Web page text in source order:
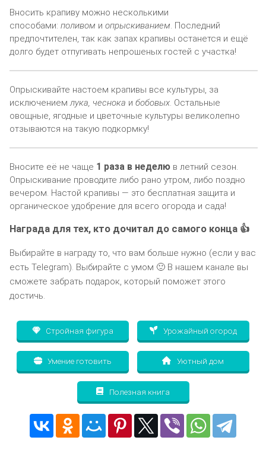
Вносить крапиву можно несколькими
способами: поливом и опрыскиванием. Последний
предпочтителен, так как запах крапивы останется и ещё
долго будет отпугивать непрошеных гостей с участка!
Опрыскивайте настоем крапивы все культуры, за
исключениемлука, чеснока и бобовых. Остальные
овощные, ягодные и цветочные культуры великолепно
отзываются на такую подкормку!
Вносите её не чаще 1 раза в неделю в летний сезон.
Опрыскивание проводите либо рано утром, либо поздно
вечером. Настой крапивы — это бесплатная защита и
органическое удобрение для всего огорода и сада!
Награда для тех, кто дочитал до самого конца 👍
Выбирайте в награду то, что вам больше нужно (если у вас
есть Telegram). Выбирайте с умом 🙂 В нашем канале вы
сможете забрать подарок, который поможет этого
достичь.
Стройная фигура Урожайный огород
Умение готовить Уютный дом
Полезная книга